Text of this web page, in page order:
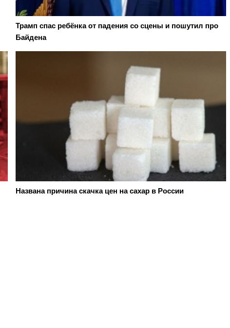
Трамп спас ребёнка от падения со сцены и пошутил про
Байдена
Названа причина скачка цен на сахар в России